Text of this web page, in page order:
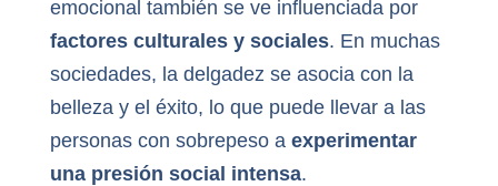
emocional también se ve influenciada por
factores culturales y sociales. En muchas
sociedades, la delgadez se asocia con la
belleza y el éxito, lo que puede llevar a las
personas con sobrepeso a experimentar
una presión social intensa.